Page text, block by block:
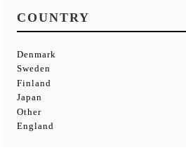
COUNTRY
Denmark
Sweden
Finland
Japan
Other
England